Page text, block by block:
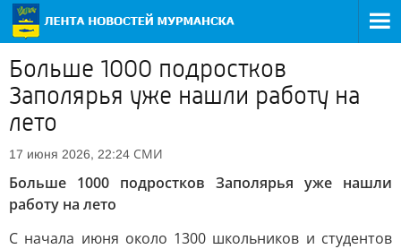
Больше 1000 подростков
Заполярья уже нашли работу на
лето
17 июня 2026, 22:24 СМИ
Больше 1000 подростков Заполярья уже нашли
работу на лето
С начала июня около 1300 школьников и студентов